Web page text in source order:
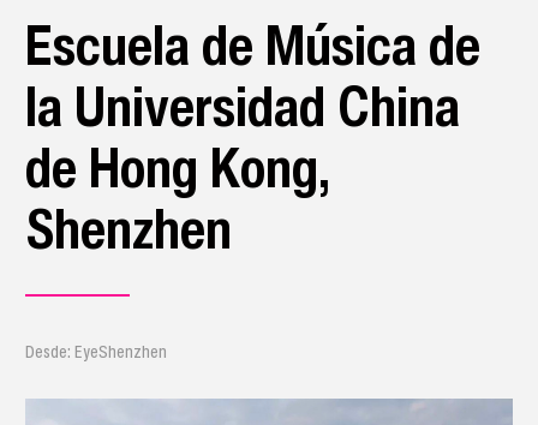
Escuela de Música de
la Universidad China
de Hong Kong,
Shenzhen
Desde: EyeShenzhen